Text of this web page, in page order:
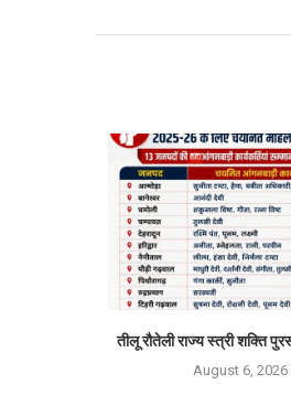
तीलू रौतेली राज्य स्त्री शक्ति
August 6, 2026